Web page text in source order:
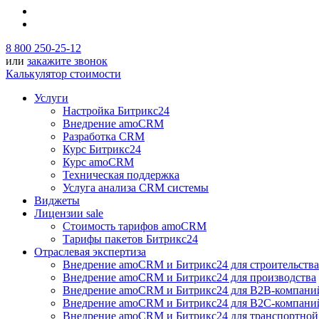
8 800 250-25-12
или закажите звонок
Калькулятор стоимости
Услуги
Настройка Битрикс24
Внедрение amoCRM
Разработка CRM
Курс Битрикс24
Курс amoCRM
Техническая поддержка
Услуга анализа CRM системы
Виджеты
Лицензии sale
Стоимость тарифов amoCRM
Тарифы пакетов Битрикс24
Отраслевая экспертиза
Внедрение amoCRM и Битрикс24 для строительства
Внедрение amoCRM и Битрикс24 для производства
Внедрение amoCRM и Битрикс24 для В2В-
Внедрение amoCRM и Битрикс24 для В2С-
Внедрение amoCRM и Битрикс24 для